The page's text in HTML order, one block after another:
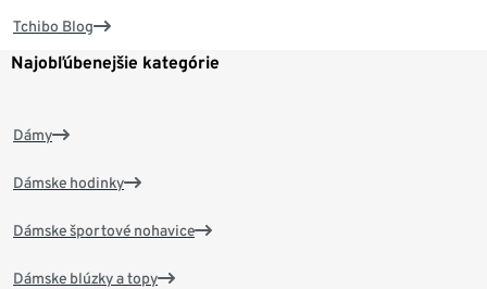
Tchibo Blog
Najobľúbenejšie kategórie
Dámy
Dámske hodinky
Dámske športové nohavice
Dámske blúzky a topy